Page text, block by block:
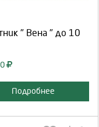
" Вена " до 10
Подробнее